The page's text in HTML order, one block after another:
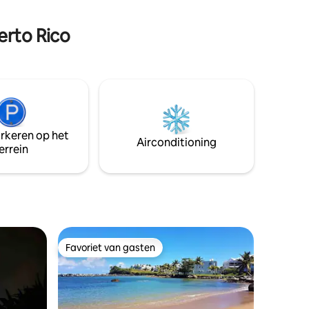
ingericht!
Rico
op het
Airconditioning
Favoriet van gasten
Favoriet van gasten